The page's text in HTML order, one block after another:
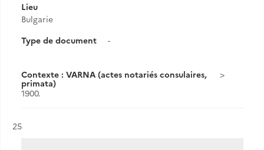
Lieu
Bulgarie
Type de document
-
Contexte : VARNA (actes notariés consulaires,
primata)
1900.
Résultat n°
25